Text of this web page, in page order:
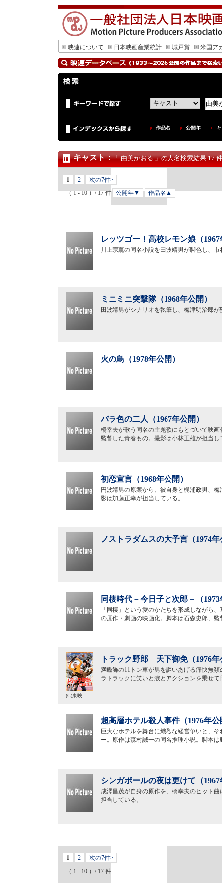
映連について 日本映画産業統計 城戸賞 米国ア
作品名 公開年
キャスト：「 由美かおる 」の人名検索結果 17 件
1 2
次の7件>
（ 1 - 10 ）/ 17 件
公開年▼ 作品名▲
レッツゴー！高校レモン娘（1967
川上宗薫の同名小説を田波靖男が脚色し、
ミニミニ突撃隊（1968年公開）
田波靖男がシナリオを執筆し、梅津明治郎
火の鳥（1978年公開）
バラ色の二人（1967年公開）
橋幸夫が歌う同名の主題歌にもとづいて映
監督した青春もの。撮影は小林正雄が担当し
初恋宣言（1968年公開）
円波靖男の原案から、彼自身と梶浦政男、
影は加藤正幸が担当している。
ノストラダムスの大予言（1974年
同棲時代－今日子と次郎－（1973
「同棲」という愛のかたちを形成しながら
の原作・劇画の映画化。脚本は石森史郎、
トラック野郎 天下御免（1976年
満艦飾の11トン車が男を謳いあげる痛快無
ラトラックに笑いと涙とアクションを乗せ
(C)東映
超高層ホテル殺人事件（1976年公
巨大なホテルを舞台に熾烈な経営争いと、
ー。原作は森村誠一の同名推理小説。脚本
シンガポールの夜は更けて（1967
成澤昌茂が自身の原作を、橋幸夫のヒット
担当している。
1 2
次の7件>
（ 1 - 10 ）/ 17 件